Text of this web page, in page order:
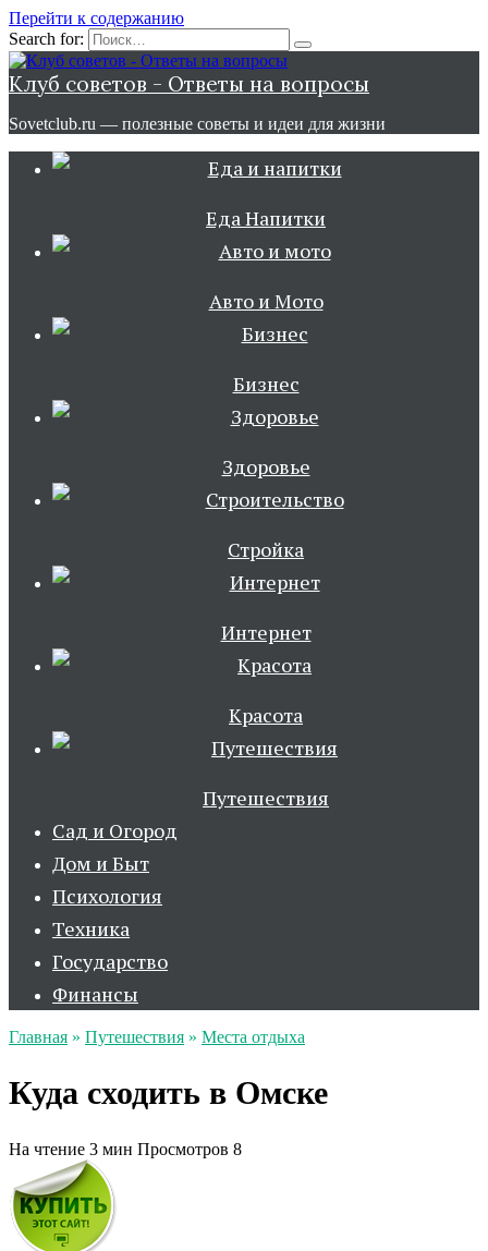
Перейти к содержанию
Search for:
Клуб советов - Ответы на вопросы
Sovetclub.ru — полезные советы и идеи для жизни
Еда Напитки
Авто и Мото
Бизнес
Здоровье
Стройка
Интернет
Красота
Путешествия
Сад и Огород
Дом и Быт
Психология
Техника
Государство
Финансы
Главная » Путешествия » Места отдыха
Куда сходить в Омске
На чтение 3 мин Просмотров 8